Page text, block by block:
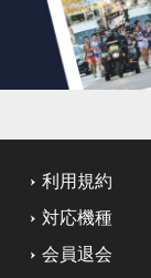
利用規約
対応機種
会員退会